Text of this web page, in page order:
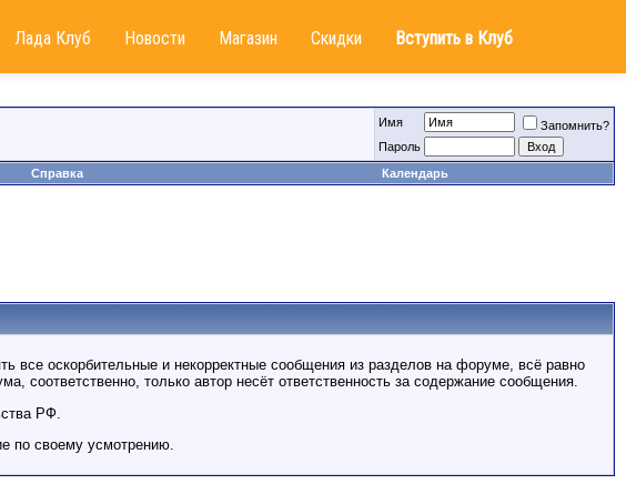
Лада Клуб Новости Магазин Скидки Вступить в Клуб
Имя
Запомнить?
Пароль
Справка Календарь
оскорбительные и некорректные сообщения из разделов на форуме, всё равно
соответственно, только автор несёт ответственность за содержание сообщения.
РФ.
по своему усмотрению.